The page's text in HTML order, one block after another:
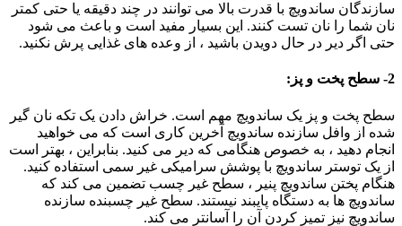
سازندگان ساندویچ با قدرت بالا می توانند در چند دقیقه یا حتی کمتر
نان شما را نان تست کنند. این بسیار مفید است و باعث می شود
حتی اگر دیر در حال دویدن باشید ، از وعده های غذایی پرش نکنید.
2- سطح پخت و پز:
سطح پخت و پز یک ساندویچ مهم است. خراش دادن یک تکه نان گیر
شده از وافل سازنده ساندویچ آخرین کاری است که می خواهید
انجام دهید ، به خصوص هنگامی که دیر می کنید. بنابراین ، بهتر است
از یک توستر ساندویچ با پوشش سرامیکی غیر سمی استفاده کنید.
هنگام پختن ساندویچ پنیر ، سطح غیر چسب تضمین می کند که
ساندویچ ها به دستگاه پایبند نیستند. سطح غیر چسبنده سازنده
ساندویچ نیز تمیز کردن آن را آسانتر می کند.